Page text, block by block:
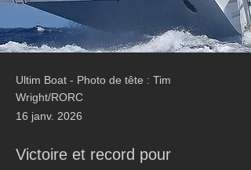
Ultim Boat - Photo de tête : Tim
Wright/RORC
16 janv. 2026
Victoire et record pour